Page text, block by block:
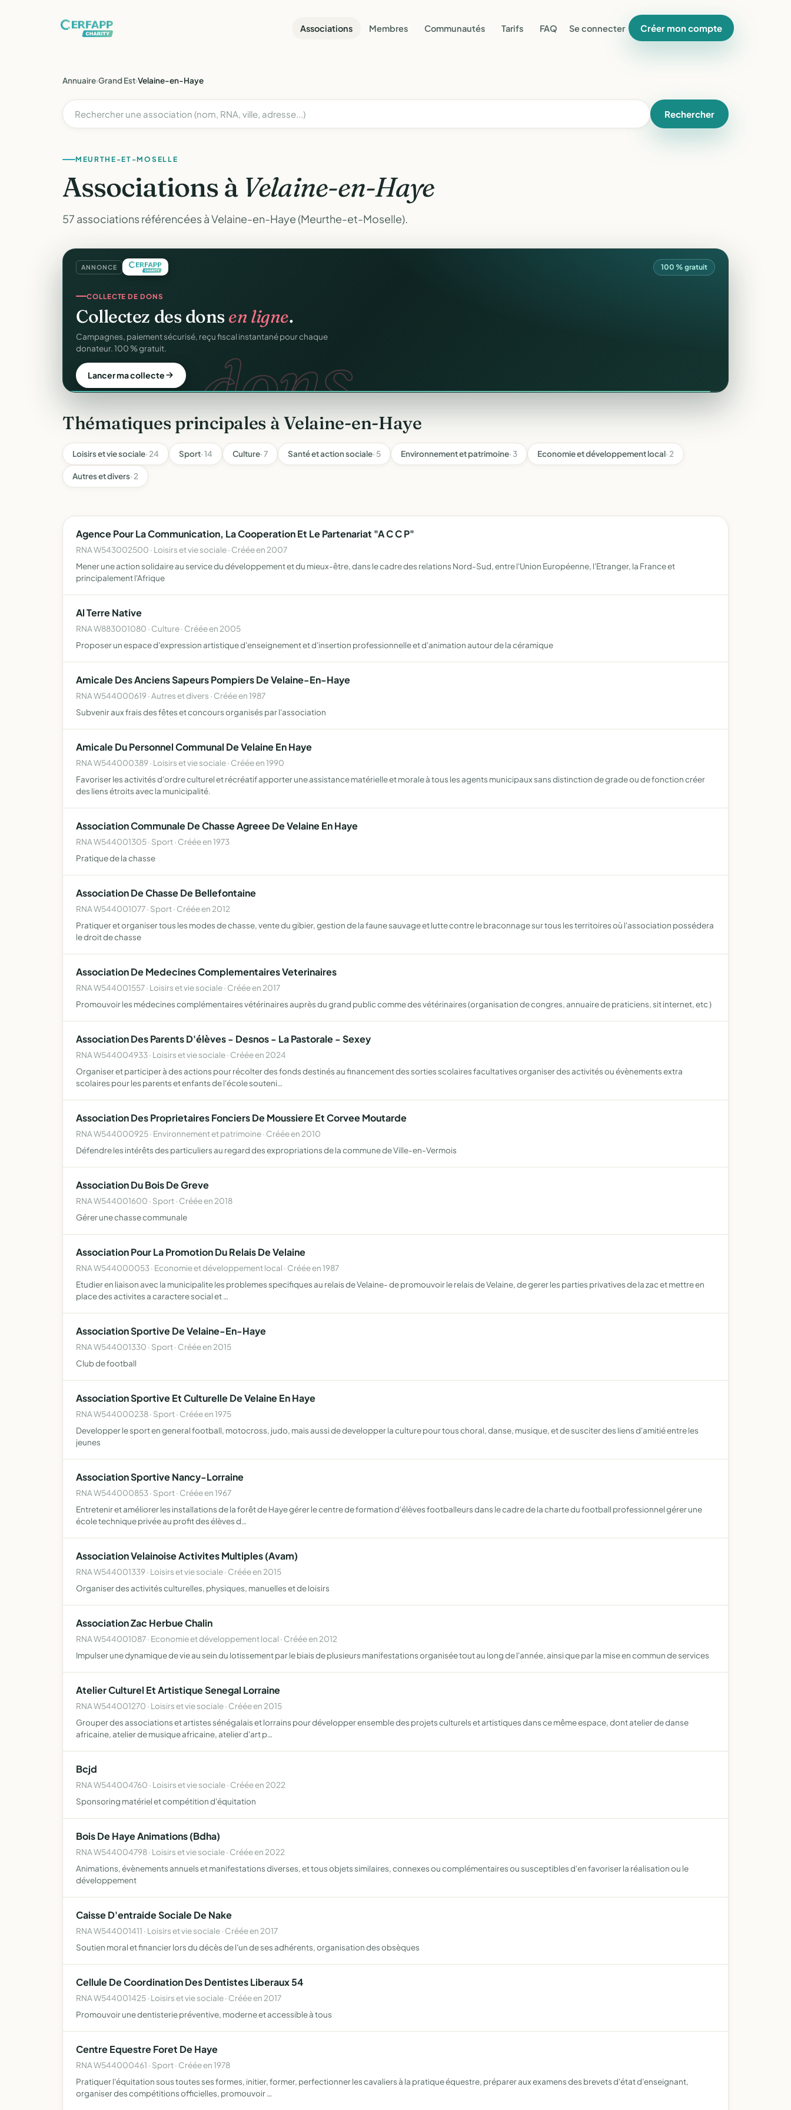
Associations Membres Communautés Tarifs FAQ Se connecter Créer mon compte
Annuaire›Grand Est›Velaine-en-Haye
Rechercher
MEURTHE-ET-MOSELLE
Associations à Velaine-en-Haye
57 associations référencées à Velaine-en-Haye (Meurthe-et-Moselle).
ANNONCE 100 % gratuit
CRM.
CRM ASSOCIATIF
UnCRM completpour vos membres.
Fiches donateurs, historique des dons, relances, adhésions — fini les
fichiers Excel.
Découvrir le CRM gratuit
Thématiques principales à Velaine-en-Haye
Loisirs et vie sociale· 24 Sport· 14 Culture· 7 Santé et action sociale· 5 Environnement et patrimoine· 3 Economie et développement local· 2
Autres et divers· 2
Agence Pour La Communication, La Cooperation Et Le Partenariat "A C C P"
RNA W543002500 · Loisirs et vie sociale · Créée en 2007
Mener une action solidaire au service du développement et du mieux-être, dans le cadre des relations Nord-Sud, entre l'Union Européenne, l'Etranger, la France et
principalement l'Afrique
Al Terre Native
RNA W883001080 · Culture · Créée en 2005
Proposer un espace d'expression artistique d'enseignement et d'insertion professionnelle et d'animation autour de la céramique
Amicale Des Anciens Sapeurs Pompiers De Velaine-En-Haye
RNA W544000619 · Autres et divers · Créée en 1987
Subvenir aux frais des fêtes et concours organisés par l'association
Amicale Du Personnel Communal De Velaine En Haye
RNA W544000389 · Loisirs et vie sociale · Créée en 1990
Favoriser les activités d'ordre culturel et récréatif apporter une assistance matérielle et morale à tous les agents municipaux sans distinction de grade ou de fonction créer
des liens étroits avec la municipalité.
Association Communale De Chasse Agreee De Velaine En Haye
RNA W544001305 · Sport · Créée en 1973
Pratique de la chasse
Association De Chasse De Bellefontaine
RNA W544001077 · Sport · Créée en 2012
Pratiquer et organiser tous les modes de chasse, vente du gibier, gestion de la faune sauvage et lutte contre le braconnage sur tous les territoires où l'association possédera
le droit de chasse
Association De Medecines Complementaires Veterinaires
RNA W544001557 · Loisirs et vie sociale · Créée en 2017
Promouvoir les médecines complémentaires vétérinaires auprès du grand public comme des vétérinaires (organisation de congres, annuaire de praticiens, sit internet, etc )
Association Des Parents D'élèves - Desnos - La Pastorale - Sexey
RNA W544004933 · Loisirs et vie sociale · Créée en 2024
Organiser et participer à des actions pour récolter des fonds destinés au financement des sorties scolaires facultatives organiser des activités ou évènements extra
scolaires pour les parents et enfants de l'école souteni…
Association Des Proprietaires Fonciers De Moussiere Et Corvee Moutarde
RNA W544000925 · Environnement et patrimoine · Créée en 2010
Défendre les intérêts des particuliers au regard des expropriations de la commune de Ville-en-Vermois
Association Du Bois De Greve
RNA W544001600 · Sport · Créée en 2018
Gérer une chasse communale
Association Pour La Promotion Du Relais De Velaine
RNA W544000053 · Economie et développement local · Créée en 1987
Etudier en liaison avec la municipalite les problemes specifiques au relais de Velaine- de promouvoir le relais de Velaine, de gerer les parties privatives de la zac et mettre en
place des activites a caractere social et …
Association Sportive De Velaine-En-Haye
RNA W544001330 · Sport · Créée en 2015
Club de football
Association Sportive Et Culturelle De Velaine En Haye
RNA W544000238 · Sport · Créée en 1975
Developper le sport en general football, motocross, judo, mais aussi de developper la culture pour tous choral, danse, musique, et de susciter des liens d'amitié entre les
jeunes
Association Sportive Nancy-Lorraine
RNA W544000853 · Sport · Créée en 1967
Entretenir et améliorer les installations de la forêt de Haye gérer le centre de formation d'élèves footballeurs dans le cadre de la charte du football professionnel gérer une
école technique privée au profit des élèves d…
Association Velainoise Activites Multiples (Avam)
RNA W544001339 · Loisirs et vie sociale · Créée en 2015
Organiser des activités culturelles, physiques, manuelles et de loisirs
Association Zac Herbue Chalin
RNA W544001087 · Economie et développement local · Créée en 2012
Impulser une dynamique de vie au sein du lotissement par le biais de plusieurs manifestations organisée tout au long de l'année, ainsi que par la mise en commun de services
Atelier Culturel Et Artistique Senegal Lorraine
RNA W544001270 · Loisirs et vie sociale · Créée en 2015
Grouper des associations et artistes sénégalais et lorrains pour développer ensemble des projets culturels et artistiques dans ce même espace, dont atelier de danse
africaine, atelier de musique africaine, atelier d'art p…
Bcjd
RNA W544004760 · Loisirs et vie sociale · Créée en 2022
Sponsoring matériel et compétition d'équitation
Bois De Haye Animations (Bdha)
RNA W544004798 · Loisirs et vie sociale · Créée en 2022
Animations, évènements annuels et manifestations diverses, et tous objets similaires, connexes ou complémentaires ou susceptibles d'en favoriser la réalisation ou le
développement
Caisse D'entraide Sociale De Nake
RNA W544001411 · Loisirs et vie sociale · Créée en 2017
Soutien moral et financier lors du décès de l'un de ses adhérents, organisation des obsèques
Cellule De Coordination Des Dentistes Liberaux 54
RNA W544001425 · Loisirs et vie sociale · Créée en 2017
Promouvoir une dentisterie préventive, moderne et accessible à tous
Centre Equestre Foret De Haye
RNA W544000461 · Sport · Créée en 1978
Pratiquer l'équitation sous toutes ses formes, initier, former, perfectionner les cavaliers à la pratique équestre, préparer aux examens des brevets d'état d'enseignant,
organiser des compétitions officielles, promouvoir …